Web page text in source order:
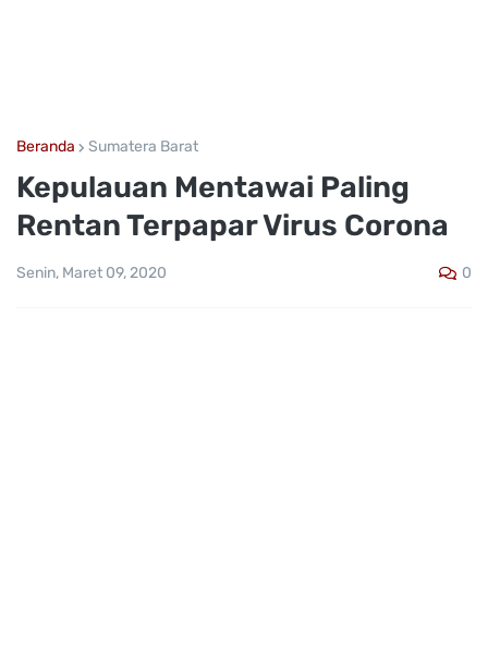
Beranda Sumatera Barat
Kepulauan Mentawai Paling
Rentan Terpapar Virus Corona
Senin, Maret 09, 2020 0